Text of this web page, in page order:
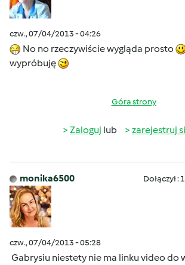
czw., 07/04/2013 - 04:26
No no rzeczywiście wygląda prosto
wypróbuję
Góra strony
Zaloguj lub zarejestruj
monika6500 Dołączył :
czw., 07/04/2013 - 05:28
Gabrysiu niestety nie ma linku video do